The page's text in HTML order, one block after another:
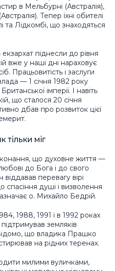
в Мельбурні (Австралія),
Тепер їхні обителі
та Лідкомбі, що знаходяться
піднесли до рівня
вже у наші дні нараховує
Працьовитість і заслуги
— 1 січня 1982 року
імперії. І навіть
що сталося 20 січня
дбав про розвиток цієї
тільки міг
що духовне життя —
до Бога і до свого
віддавав перевагу вірі
спасіння душі і визволення
о. Михайло Бедрій.
1988, 1991 і в 1992 роках
підтримував земляків
що владика Прашко
на рідних теренах.
милими вуличками,